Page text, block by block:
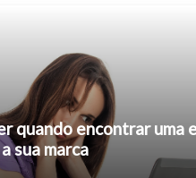
quando encontrar uma
sua marca